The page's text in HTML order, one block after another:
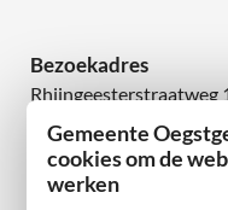
Gemeente
cookies om de
werken
Bezoekadres
Rhijngeesterstraatweg
2342 AN Oegstgeest
Wilt u niets missen?